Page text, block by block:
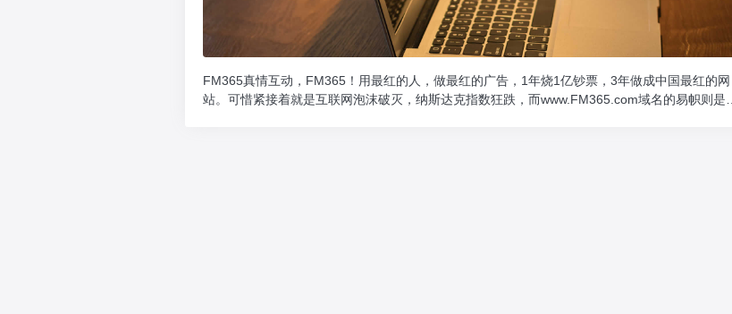
FM365真情互动，FM365！用最红的人，做最红的广告，1年烧1亿钞票，3年做成中国最红的网
站。可惜紧接着就是互联网泡沫破灭，纳斯达克指数狂跌，而www.FM365.com域名的易帜则是最